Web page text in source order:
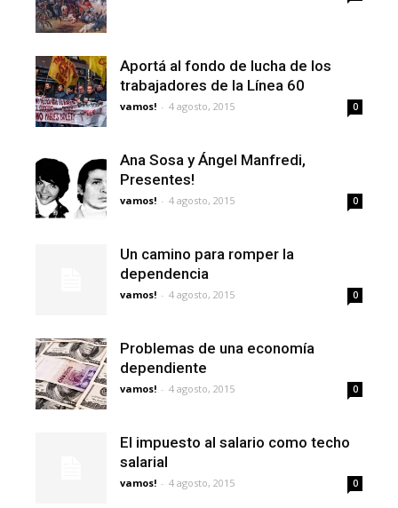
Aportá al fondo de lucha de los
trabajadores de la Línea 60
vamos! - 4 agosto, 2015 0
Ana Sosa y Ángel Manfredi,
Presentes!
vamos! - 4 agosto, 2015 0
Un camino para romper la
dependencia
vamos! - 4 agosto, 2015 0
Problemas de una economía
dependiente
vamos! - 4 agosto, 2015 0
El impuesto al salario como techo
salarial
vamos! - 4 agosto, 2015 0